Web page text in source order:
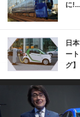
に
日
ー
グ】